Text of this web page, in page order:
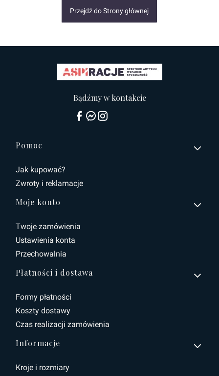
Przejdź do Strony głównej
Bądźmy w kontakcie
Linki w stopce
Pomoc
Jak kupować?
Zwroty i reklamacje
Moje konto
Twoje zamówienia
Ustawienia konta
Przechowalnia
Płatności i dostawa
Formy płatności
Koszty dostawy
Czas realizacji zamówienia
Informacje
Kroje i rozmiary